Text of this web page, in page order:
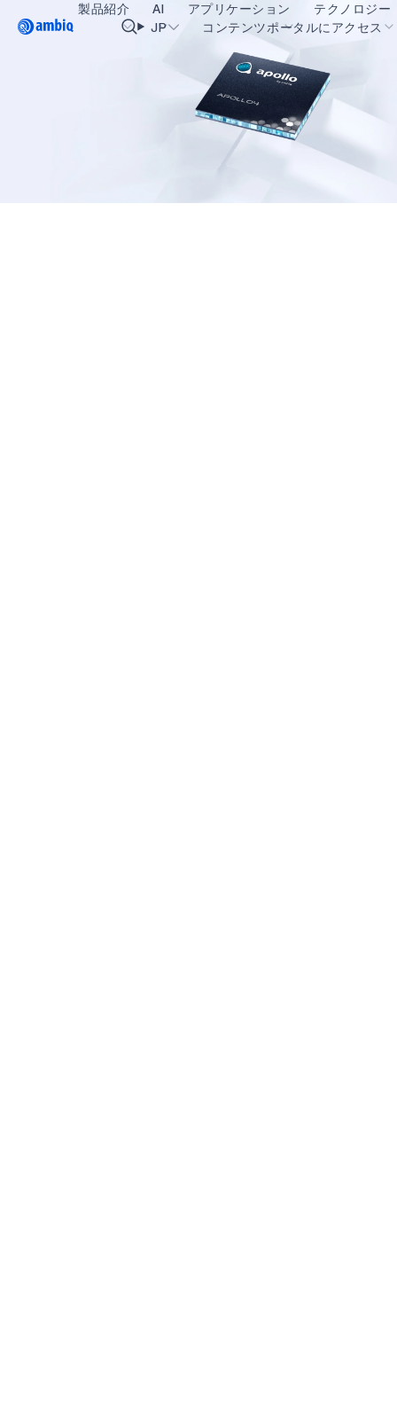
製品紹介 AI アプリケーション
ヘルスケア
インダストリアル・エッジ
スマート・リモコン
テクノロジー
blueSPOT
graphiqSPOT
neuralSPOT
JP コンテンツポータルにアクセス
Video title
OK